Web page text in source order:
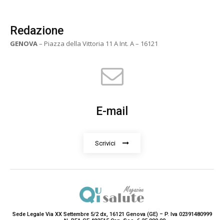
Redazione
GENOVA– Piazza della Vittoria 11 A Int. A – 16121
E-mail
Scrivici
Sede Legale Via XX Settembre 5/2 dx, 16121 Genova (GE) – P. Iva 02391480999